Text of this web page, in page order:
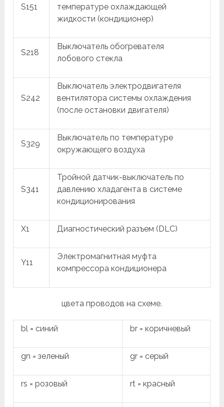
S151
температуре охлаждающей
жидкости (кондиционер)
S218
Выключатель обогревателя
лобового стекла
S242
Выключатель электродвигателя
вентилятора системы охлаждения
(после остановки двигателя)
S329
Выключатель по температуре
окружающего воздуха
S341
Тройной датчик-выключатель по
давлению хладагента в системе
кондиционирования
X1 Диагностический разъем (DLC)
Y11
Электромагнитная муфта
компрессора кондиционера
цвета проводов на схеме.
bl = синий br = коричневый
gn = зеленый gr = серый
rs = розовый rt = красный